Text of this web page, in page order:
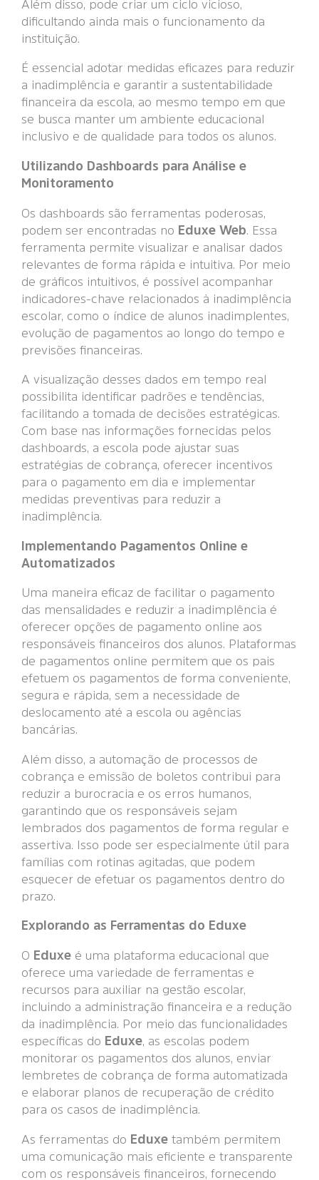
Além disso, pode criar um ciclo vicioso,
dificultando ainda mais o funcionamento da
instituição.
É essencial adotar medidas eficazes para reduzir
a inadimplência e garantir a sustentabilidade
financeira da escola, ao mesmo tempo em que
se busca manter um ambiente educacional
inclusivo e de qualidade para todos os alunos.
Utilizando Dashboards para Análise e
Monitoramento
Os dashboards são ferramentas poderosas,
podem ser encontradas no Eduxe Web . Essa
ferramenta permite visualizar e analisar dados
relevantes de forma rápida e intuitiva. Por meio
de gráficos intuitivos, é possível acompanhar
indicadores-chave relacionados à inadimplência
escolar, como o índice de alunos inadimplentes,
evolução de pagamentos ao longo do tempo e
previsões financeiras.
A visualização desses dados em tempo real
possibilita identificar padrões e tendências,
facilitando a tomada de decisões estratégicas.
Com base nas informações fornecidas pelos
dashboards, a escola pode ajustar suas
estratégias de cobrança, oferecer incentivos
para o pagamento em dia e implementar
medidas preventivas para reduzir a
inadimplência.
Implementando Pagamentos Online e
Automatizados
Uma maneira eficaz de facilitar o pagamento
das mensalidades e reduzir a inadimplência é
oferecer opções de pagamento online aos
responsáveis financeiros dos alunos. Plataformas
de pagamentos online permitem que os pais
efetuem os pagamentos de forma conveniente,
segura e rápida, sem a necessidade de
deslocamento até a escola ou agências
bancárias.
Além disso, a automação de processos de
cobrança e emissão de boletos contribui para
reduzir a burocracia e os erros humanos,
garantindo que os responsáveis sejam
lembrados dos pagamentos de forma regular e
assertiva. Isso pode ser especialmente útil para
famílias com rotinas agitadas, que podem
esquecer de efetuar os pagamentos dentro do
prazo.
Explorando as Ferramentas do Eduxe
O Eduxe é uma plataforma educacional que
oferece uma variedade de ferramentas e
recursos para auxiliar na gestão escolar,
incluindo a administração financeira e a redução
da inadimplência. Por meio das funcionalidades
específicas do Eduxe, as escolas podem
monitorar os pagamentos dos alunos, enviar
lembretes de cobrança de forma automatizada
e elaborar planos de recuperação de crédito
para os casos de inadimplência.
As ferramentas do Eduxetambém permitem
uma comunicação mais eficiente e transparente
com os responsáveis financeiros, fornecendo